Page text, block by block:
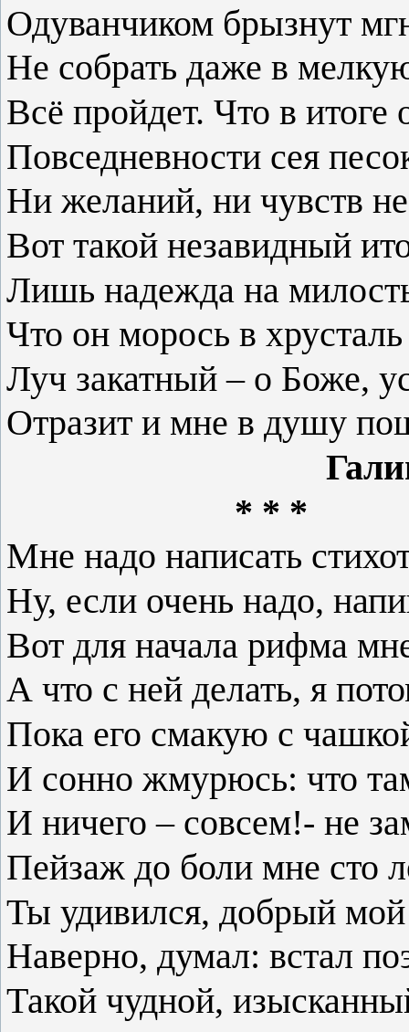
Одуванчиком брызнут
Не собрать даже в
Всё пройдет. Что в итоге
Повседневности сея
Ни желаний, ни чувств
Вот такой незавидный
Лишь надежда на
Что он морось в хрусталь
Луч закатный – о Боже,
Отразит и мне в душу
Галина
* * *
Мне надо написать
Ну, если очень надо,
Вот для начала рифма
А что с ней делать, я
Пока его смакую с
И сонно жмурюсь: что
И ничего – совсем!- не
Пейзаж до боли мне сто
Ты удивился, добрый мой
Наверно, думал: встал
Такой чудной,